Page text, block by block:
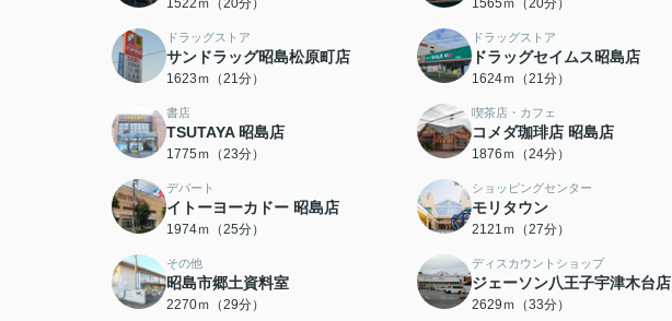
1522ｍ（20分） 1565ｍ（20分）
ドラッグストア
サンドラッグ昭島松原町店
1623ｍ（21分）
ドラッグストア
ドラッグセイムス昭島店
1624ｍ（21分）
書店
TSUTAYA 昭島店
1775ｍ（23分）
喫茶店・カフェ
コメダ珈琲店 昭島店
1876ｍ（24分）
デパート
イトーヨーカドー 昭島店
1974ｍ（25分）
ショッピングセンター
モリタウン
2121ｍ（27分）
その他
昭島市郷土資料室
2270ｍ（29分）
ディスカウントショップ
ジェーソン八王子宇津木台店
2629ｍ（33分）